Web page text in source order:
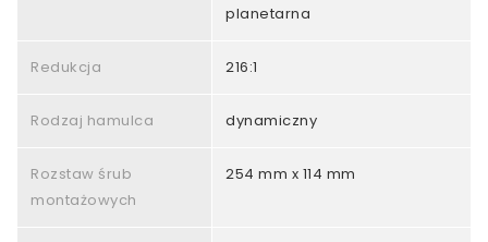
planetarna
Redukcja 216:1
Rodzaj hamulca dynamiczny
Rozstaw śrub
montażowych
254 mm x 114 mm